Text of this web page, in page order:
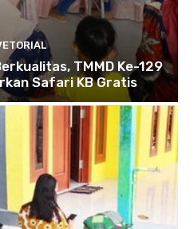
TMMD Ke-129
Safari KB Gratis